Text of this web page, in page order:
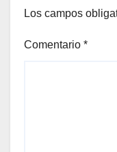
Los campos
Comentario *